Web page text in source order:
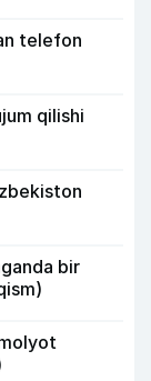
telefon
qilishi
bir